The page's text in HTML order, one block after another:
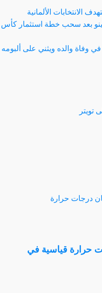
بعد سحب خطة استثمار كأس
وفاة والده ويثني على ألبومه
حرارة قياسية في